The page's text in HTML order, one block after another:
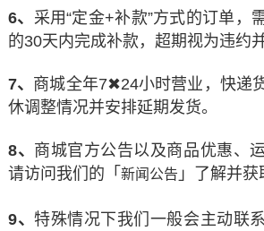
6、 采用“定金+补款”方式的订单，
的30天内完成补款，超期视为违约
7、 商城全年7✖24小时营业，快递
休调整情况并安排延期发货。
8、 商城官方公告以及商品优惠、
请访问我们的「 新闻公告 」了解并获
9、特殊情况下我们一般会主动联